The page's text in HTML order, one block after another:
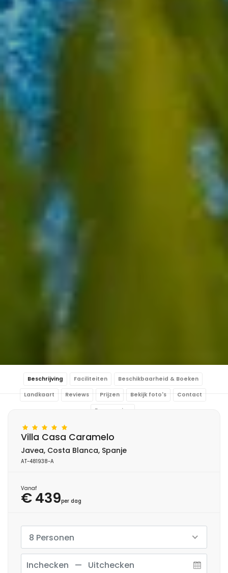
Beschrijving Faciliteiten Beschikbaarheid & Boeken
Landkaart Reviews Prijzen Bekijk foto's Contact
Reservering
Villa Casa Caramelo
Javea, Costa Blanca, Spanje
AT-481938-A
Vanaf
€ 439per dag
8 Personen